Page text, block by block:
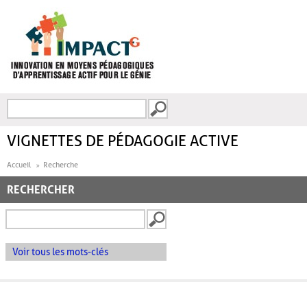
FORMULAIRE DE
VIGNETTES DE PÉDAGOGIE ACTIVE
Accueil Recherche
RECHERCHER
Voir tous les mots-clés